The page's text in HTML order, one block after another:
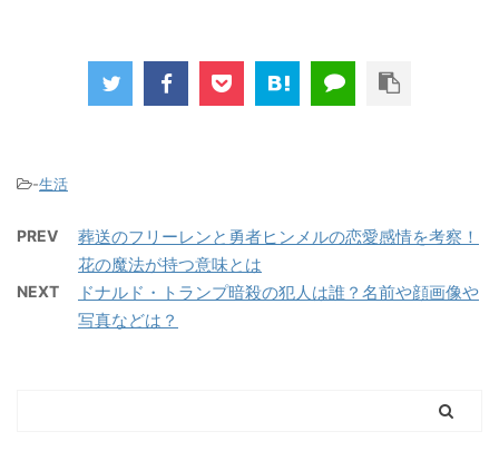
-生活
PREV
葬送のフリーレンと勇者ヒンメルの恋愛感情を考察！
花の魔法が持つ意味とは
NEXT
ドナルド・トランプ暗殺の犯人は誰？名前や顔画像や
写真などは？